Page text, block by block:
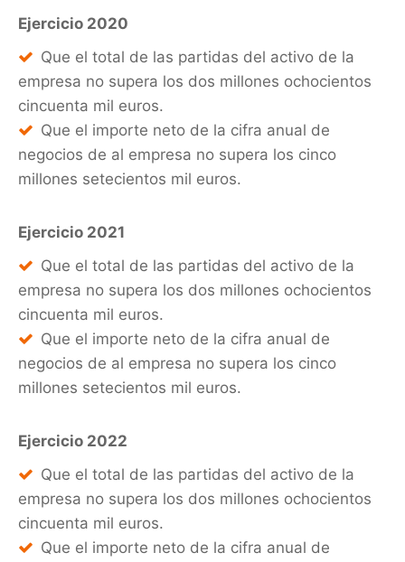
Ejercicio 2020
Que el total de las partidas del activo de la
empresa no supera los dos millones ochocientos
cincuenta mil euros.
Que el importe neto de la cifra anual de
negocios de al empresa no supera los cinco
millones setecientos mil euros.
Ejercicio 2021
Que el total de las partidas del activo de la
empresa no supera los dos millones ochocientos
cincuenta mil euros.
Que el importe neto de la cifra anual de
negocios de al empresa no supera los cinco
millones setecientos mil euros.
Ejercicio 2022
Que el total de las partidas del activo de la
empresa no supera los dos millones ochocientos
cincuenta mil euros.
Que el importe neto de la cifra anual de